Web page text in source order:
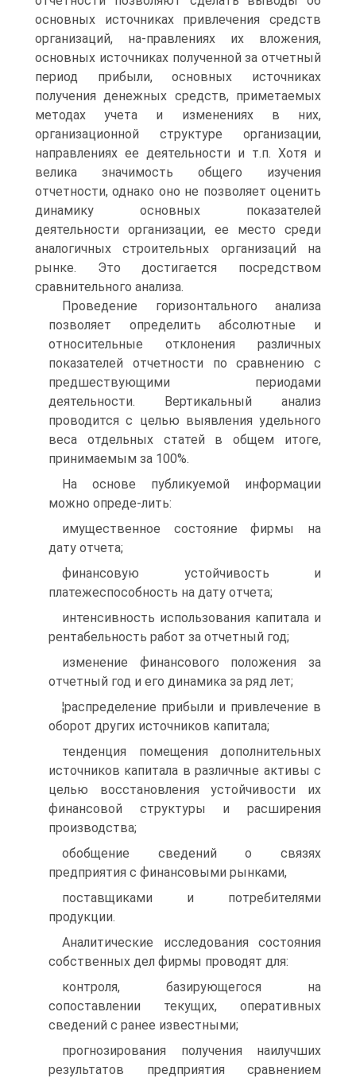
основных источниках привлечения средств
организаций, на-правлениях их вложения,
основных источниках полученной за отчетный
период прибыли, основных источниках
получения денежных средств, приметаемых
методах учета и изменениях в них,
организационной структуре организации,
направлениях ее деятельности и т.п. Хотя и
велика значимость общего изучения
отчетности, однако оно не позволяет оценить
динамику основных показателей
деятельности организации, ее место среди
аналогичных строительных организаций на
рынке. Это достигается посредством
сравнительного анализа.
Проведение горизонтального анализа
позволяет определить абсолютные и
относительные отклонения различных
показателей отчетности по сравнению с
предшествующими периодами
деятельности. Вертикальный анализ
проводится с целью выявления удельного
веса отдельных статей в общем итоге,
принимаемым за 100%.
На основе публикуемой информации
можно опреде-лить:
имущественное состояние фирмы на
дату отчета;
финансовую устойчивость и
платежеспособность на дату отчета;
интенсивность использования капитала и
рентабельность работ за отчетный год;
изменение финансового положения за
отчетный год и его динамика за ряд лет;
¦распределение прибыли и привлечение в
оборот других источников капитала;
тенденция помещения дополнительных
источников капитала в различные активы с
целью восстановления устойчивости их
финансовой структуры и расширения
производства;
обобщение сведений о связях
предприятия с финансовыми рынками,
поставщиками и потребителями
продукции.
Аналитические исследования состояния
собственных дел фирмы проводят для:
контроля, базирующегося на
сопоставлении текущих, оперативных
сведений с ранее известными;
прогнозирования получения наилучших
результатов предприятия сравнением